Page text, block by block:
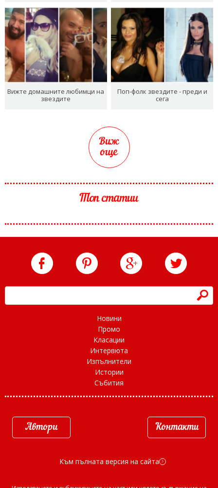
Вижте домашните любимци на
звездите
Поп-фолк звездите - преди и
сега
Виж
още
Топ статии
h
Новини
Промо
Класации
Интервюта
Изпълнители
Истории
Събития
Автори Контакти
Към пълната версия на сайта d